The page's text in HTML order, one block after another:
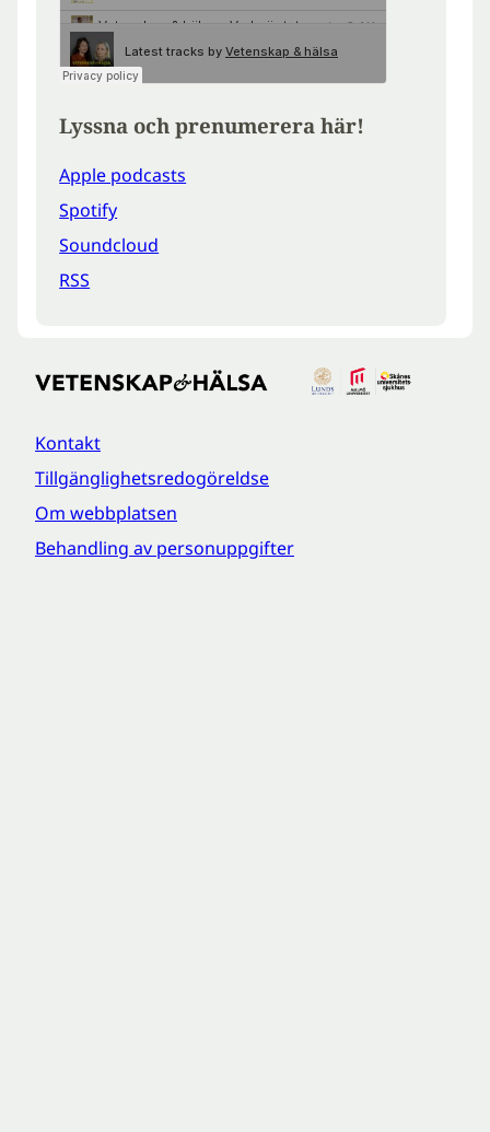
Lyssna och prenumerera här!
Apple podcasts
Spotify
Soundcloud
RSS
Kontakt
Tillgänglighetsredogöreldse
Om webbplatsen
Behandling av personuppgifter